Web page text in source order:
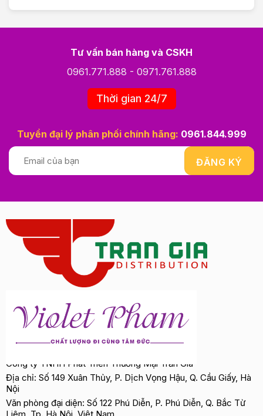
Tư vấn bán hàng và CSKH
0961.771.888 - 0971.761.888
Thời gian 24/7
Tuyển đại lý phân phối chính hãng: 0961.844.999
Công ty TNHH Phát Triển Thương Mại Trần Gia
Địa chỉ: Số 149 Xuân Thủy, P. Dịch Vọng Hậu, Q. Cầu Giấy, Hà
Nội
Văn phòng đại diện: Số 122 Phú Diễn, P. Phú Diễn, Q. Bắc Từ